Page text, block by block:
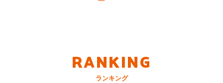
RANKING
ランキング